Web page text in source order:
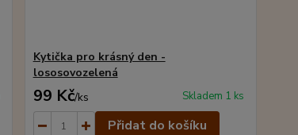
Kytička pro krásný den -
lososovozelená
99 Kč/ks Skladem 1 ks
Přidat do košíku